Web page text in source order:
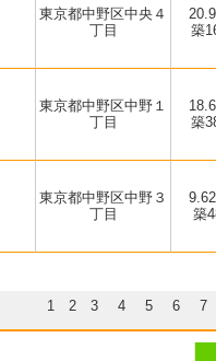
東京都中野区中央４
丁目
築
東京都中野区中野１
丁目
築
東京都中野区中野３
丁目
築
1 2 3 4 5 6 7